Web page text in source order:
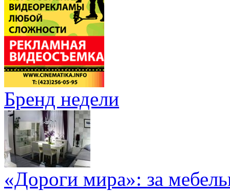
Бренд недели
«Дороги мира»: за